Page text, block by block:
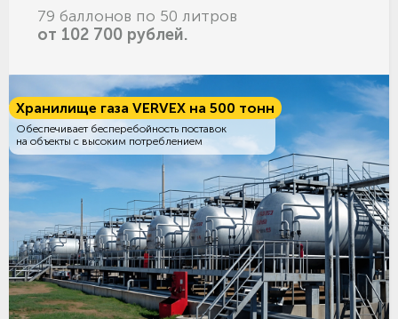
79 баллонов по 50 литров
от 102 700 рублей.
Хранилище газа VERVEX на 500 тонн
Обеспечивает бесперебойность поставок
на объекты с высоким потреблением